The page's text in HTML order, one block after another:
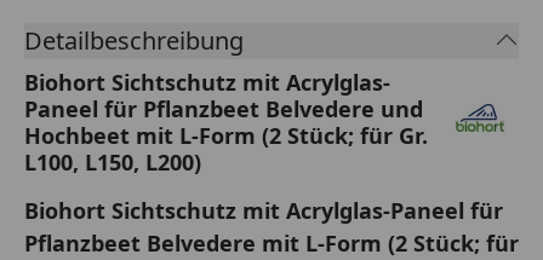
Detailbeschreibung
Biohort Sichtschutz mit Acrylglas-
Paneel für Pflanzbeet Belvedere und
Hochbeet mit L-Form (2 Stück; für Gr.
L100, L150, L200)
Biohort Sichtschutz mit Acrylglas-Paneel für
Pflanzbeet Belvedere mit L-Form (2 Stück; für